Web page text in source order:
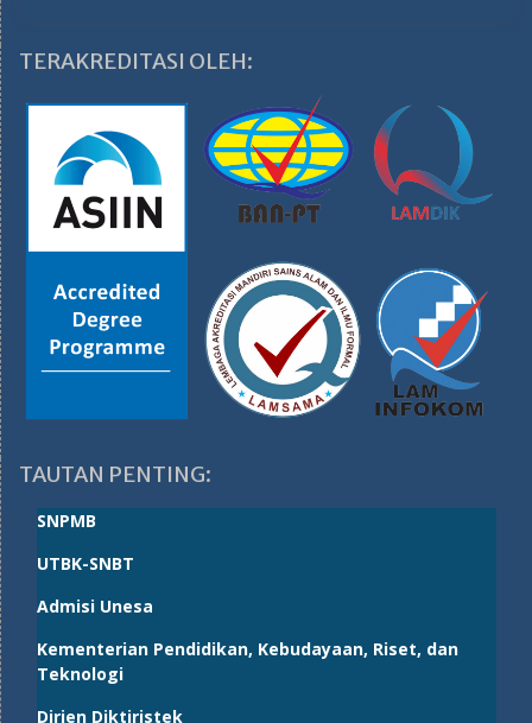
TERAKREDITASI OLEH:
TAUTAN PENTING:
SNPMB
UTBK-SNBT
Admisi Unesa
Kementerian Pendidikan, Kebudayaan, Riset, dan
Teknologi
Dirjen Diktiristek